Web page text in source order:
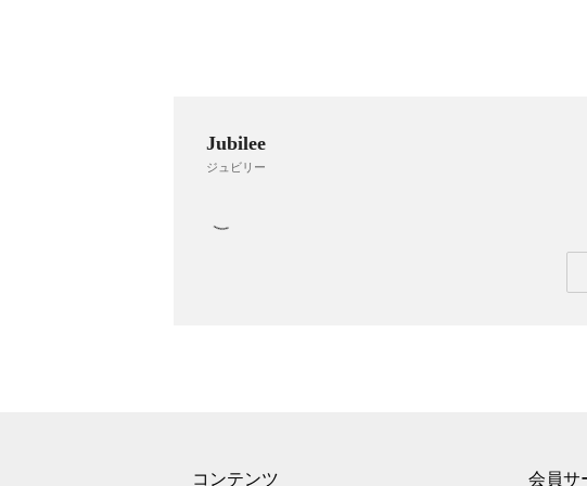
Jubilee
ジュビリー
コンテンツ 会員サ